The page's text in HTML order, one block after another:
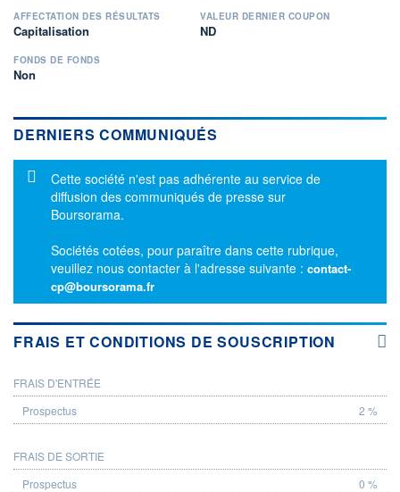
AFFECTATION DES RÉSULTATS
Capitalisation
VALEUR DERNIER COUPON
ND
FONDS DE FONDS
Non
DERNIERS COMMUNIQUÉS
Message d'information
Cette société n'est pas adhérente au service de
diffusion des communiqués de presse sur
Boursorama.
Sociétés cotées, pour paraître dans cette rubrique,
veuillez nous contacter à l'adresse suivante : contact-
cp@boursorama.fr
FRAIS ET CONDITIONS DE SOUSCRIPTION
PROSPECTUS
FRAIS D'ENTRÉE
2 %
FRAIS DE SORTIE
0 %